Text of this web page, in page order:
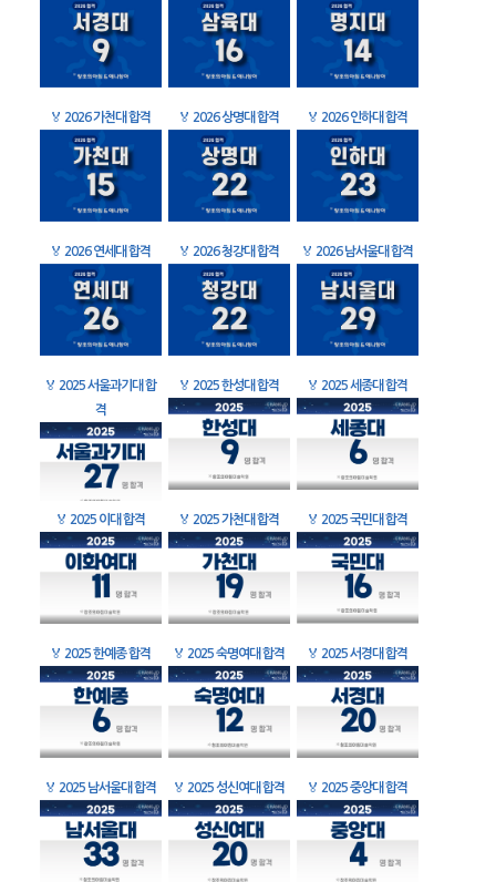
🏅 2026 가천대 합격 🏅 2026 상명대 합격 🏅 2026 인하대 합격
🏅 2026 연세대 합격 🏅 2026 청강대 합격 🏅 2026 남서울대 합격
🏅 2025 서울과기대 합
격
🏅 2025 한성대 합격 🏅 2025 세종대 합격
🏅 2025 이대 합격 🏅 2025 가천대 합격 🏅 2025 국민대 합격
🏅 2025 한예종 합격 🏅 2025 숙명여대 합격 🏅 2025 서경대 합격
🏅 2025 남서울대 합격 🏅 2025 성신여대 합격 🏅 2025 중앙대 합격